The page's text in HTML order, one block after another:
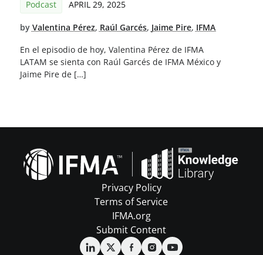
Podcast APRIL 29, 2025
by Valentina Pérez, Raúl Garcés, Jaime Pire, IFMA
En el episodio de hoy, Valentina Pérez de IFMA
LATAM se sienta con Raúl Garcés de IFMA México y
Jaime Pire de […]
Privacy Policy
Terms of Service
IFMA.org
Submit Content